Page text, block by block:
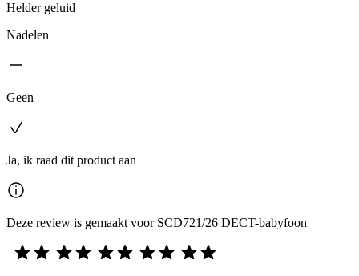
Helder geluid
Nadelen
Geen
Ja, ik raad dit product aan
Deze review is gemaakt voor SCD721/26 DECT-babyfoon